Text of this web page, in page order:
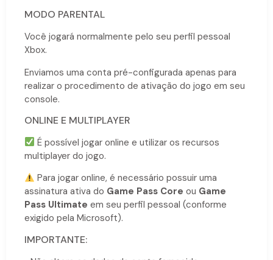
MODO PARENTAL
Você jogará normalmente pelo seu perfil pessoal
Xbox.
Enviamos uma conta pré-configurada apenas para
realizar o procedimento de ativação do jogo em seu
console.
ONLINE E MULTIPLAYER
É possível jogar online e utilizar os recursos
multiplayer do jogo.
Para jogar online, é necessário possuir uma
assinatura ativa do Game Pass Core ou Game
Pass Ultimate em seu perfil pessoal (conforme
exigido pela Microsoft).
IMPORTANTE: